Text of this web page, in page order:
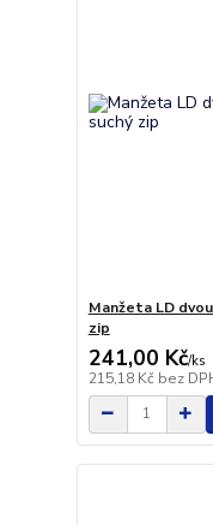
Manžeta LD
zip
241,00 Kč/ks
215,18 Kč bez